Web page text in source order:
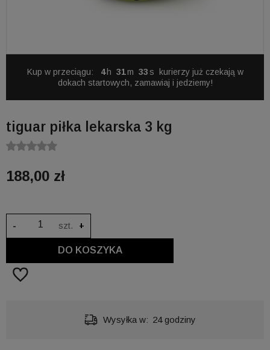
Kup w przeciągu: 4 31 32
kurierzy już czekają w
dokach startowych, zamawiaj i jedziemy!
tiguar piłka lekarska 3 kg
188,00 zł
szt. +
-
DO KOSZYKA
Wysyłka w: 24 godziny